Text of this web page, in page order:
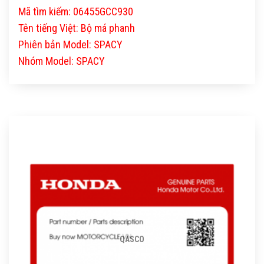
Mã tìm kiếm: 06455GCC930
Tên tiếng Việt: Bộ má phanh
Phiên bản Model: SPACY
Nhóm Model: SPACY
QASCO